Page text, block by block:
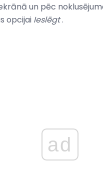
un pēc
opcijai Ieslēgt.
ad